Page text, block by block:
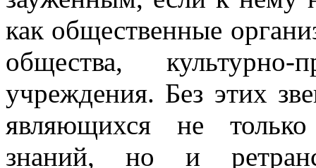
как общественные
общества, культурно-
учреждения. Без этих
являющихся не только
знаний, но и